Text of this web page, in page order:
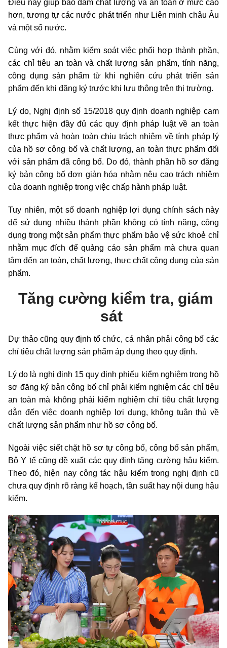
Điều này giúp bảo đảm chất lượng và an toàn ở mức cao
hơn, tương tự các nước phát triển như Liên minh châu Âu
và một số nước.
Cùng với đó, nhằm kiểm soát việc phối hợp thành phần,
các chỉ tiêu an toàn và chất lượng sản phẩm, tính năng,
công dụng sản phẩm từ khi nghiên cứu phát triển sản
phẩm đến khi đăng ký trước khi lưu thông trên thị trường.
Lý do, Nghị định số 15/2018 quy định doanh nghiệp cam
kết thực hiện đầy đủ các quy định pháp luật về an toàn
thực phẩm và hoàn toàn chịu trách nhiệm về tính pháp lý
của hồ sơ công bố và chất lượng, an toàn thực phẩm đối
với sản phẩm đã công bố. Do đó, thành phần hồ sơ đăng
ký bản công bố đơn giản hóa nhằm nêu cao trách nhiệm
của doanh nghiệp trong việc chấp hành pháp luật.
Tuy nhiên, một số doanh nghiệp lợi dụng chính sách này
để sử dụng nhiều thành phần không có tính năng, công
dụng trong một sản phẩm thực phẩm bảo vệ sức khoẻ chỉ
nhằm mục đích để quảng cáo sản phẩm mà chưa quan
tâm đến an toàn, chất lượng, thực chất công dụng của sản
phẩm.
Tăng cường kiểm tra, giám
sát
Dự thảo cũng quy định tổ chức, cá nhân phải công bố các
chỉ tiêu chất lượng sản phẩm áp dụng theo quy định.
Lý do là nghị định 15 quy định phiếu kiểm nghiệm trong hồ
sơ đăng ký bản công bố chỉ phải kiểm nghiệm các chỉ tiêu
an toàn mà không phải kiểm nghiệm chỉ tiêu chất lượng
dẫn đến việc doanh nghiệp lợi dụng, không tuân thủ về
chất lượng sản phẩm như hồ sơ công bố.
Ngoài việc siết chặt hồ sơ tự công bố, công bố sản phẩm,
Bộ Y tế cũng đề xuất các quy định tăng cường hậu kiểm.
Theo đó, hiện nay công tác hậu kiểm trong nghị định cũ
chưa quy định rõ ràng kế hoạch, tần suất hay nội dung hậu
kiểm.